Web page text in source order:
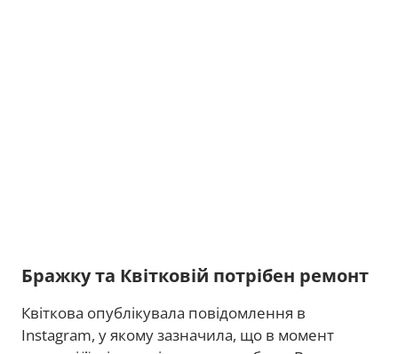
Бражку та Квітковій потрібен ремонт
Квіткова опублікувала повідомлення в
Instagram, у якому зазначила, що в момент